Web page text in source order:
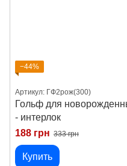
−44%
Артикул: ГФ2рож(300)
Гольф для
- интерлок
188 грн 333 грн
Купить